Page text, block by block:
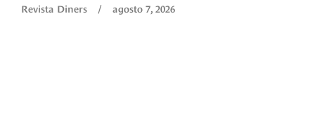
Revista Diners / agosto 7, 2026